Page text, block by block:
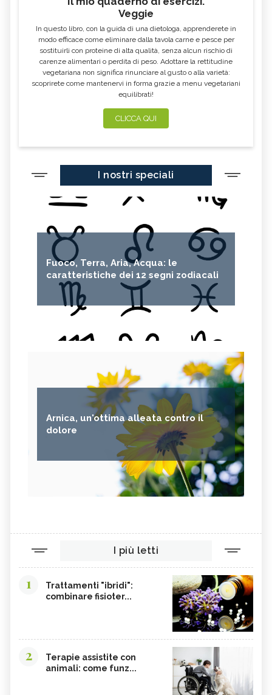
Veggie
In questo libro, con la guida di una dietologa, apprenderete in
modo efficace come eliminare dalla tavola carne e pesce per
sostituirli con proteine di alta qualità, senza alcun rischio di
carenze alimentari o perdita di peso. Adottare la rettitudine
vegetariana non significa rinunciare al gusto o alla varietà:
scoprirete come mantenervi in forma grazie a menu vegetariani
equilibrati!
CLICCA QUI
I nostri speciali
Fuoco, Terra, Aria, Acqua: le
caratteristiche dei 12 segni zodiacali
Arnica, un'ottima alleata contro il
dolore
I più letti
1
Trattamenti "ibridi":
combinare fisioter...
2
Terapie assistite con
animali: come funz...